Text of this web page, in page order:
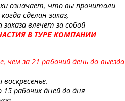
означает, что вы прочитали
сделан заказ,
влечет за собой
В ТУРЕ КОМПАНИИ
за 21 рабочий день до выезда
рабочих дней до дня